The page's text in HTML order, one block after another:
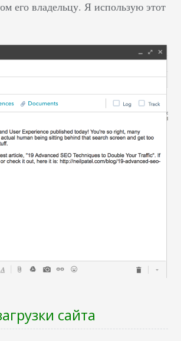
его владельцу. Я использую этот
сайта